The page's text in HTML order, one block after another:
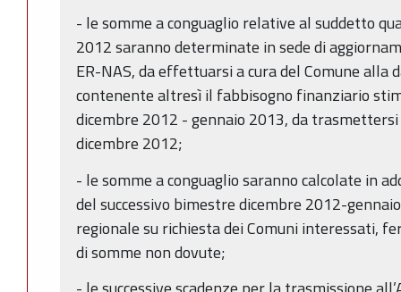
- le somme a conguaglio relative al suddetto
2012 saranno determinate in sede di
ER-NAS, da effettuarsi a cura del Comune alla
contenente altresì il fabbisogno finanziario
dicembre 2012 - gennaio 2013, da
dicembre 2012;
- le somme a conguaglio saranno calcolate in
del successivo bimestre dicembre 2012-
regionale su richiesta dei Comuni interessati,
di somme non dovute;